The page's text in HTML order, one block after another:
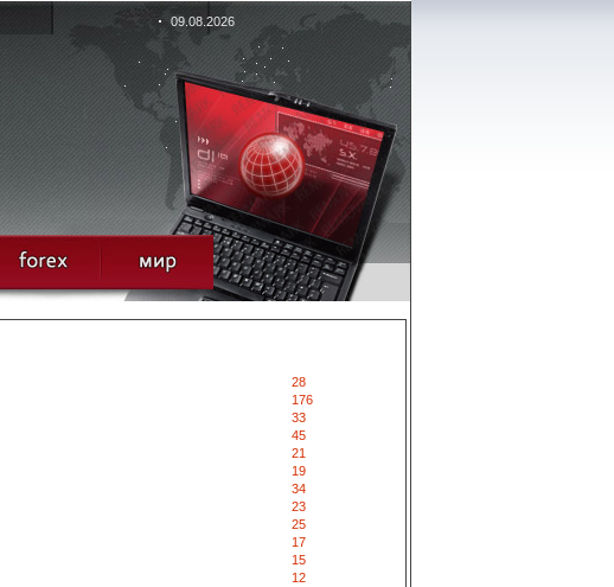
09.08.2026
28
176
33
45
21
19
34
23
25
17
15
12